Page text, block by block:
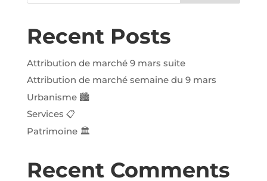
Recent Posts
Attribution de marché 9 mars suite
Attribution de marché semaine du 9 mars
Urbanisme 🏙️️
Services 📋
Patrimoine 🏛️
Recent Comments